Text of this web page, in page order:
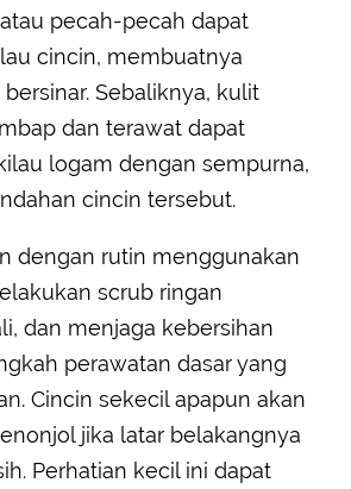
pecah-pecah dapat
cincin, membuatnya
Sebaliknya, kulit
dan terawat dapat
logam dengan sempurna,
cincin tersebut.
dengan rutin menggunakan
scrub ringan
dan menjaga kebersihan
perawatan dasar yang
Cincin sekecil apapun akan
jika latar belakangnya
Perhatian kecil ini dapat